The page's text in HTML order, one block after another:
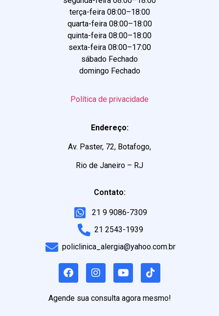
terça-feira 08:00–18:00
quarta-feira 08:00–18:00
quinta-feira 08:00–18:00
sexta-feira 08:00–17:00
sábado Fechado
domingo Fechado
Política de privacidade
Endereço:
Av. Paster, 72, Botafogo,
Rio de Janeiro – RJ
Contato:
21 9 9086-7309
21 2543-1939
policlinica_alergia@yahoo.com.br
Agende sua consulta agora mesmo!